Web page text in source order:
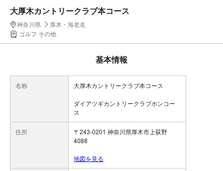
大厚木カントリークラブ本コース
神奈川県
厚木・海老名
ゴルフ その他
基本情報
名称 大厚木カントリークラブ本コース
ダイアツギカントリークラブホンコー
ス
住所
〒243-0201 神奈川県厚木市上荻野
4088
地図を見る